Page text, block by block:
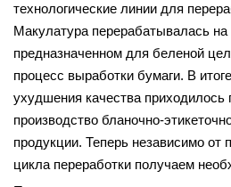
технологические линии для
Макулатура перерабатывалась на
предназначенном для беленой
процесс выработки бумаги. В
ухудшения качества приходилось
производство бланочно-
продукции. Теперь независимо от
цикла переработки получаем